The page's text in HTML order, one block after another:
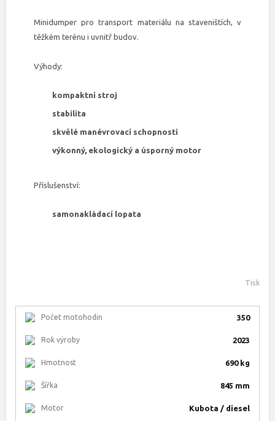
Minidumper pro transport materiálu na staveništích, v
těžkém terénu i uvnitř budov.
Výhody:
kompaktní stroj
stabilita
skvělé manévrovací schopnosti
výkonný, ekologický a úsporný motor
Příslušenství:
samonakládací lopata
Tisk
Počet motohodin 350
Rok výroby 2023
Hmotnost 690 kg
Šířka 845 mm
Motor Kubota / diesel